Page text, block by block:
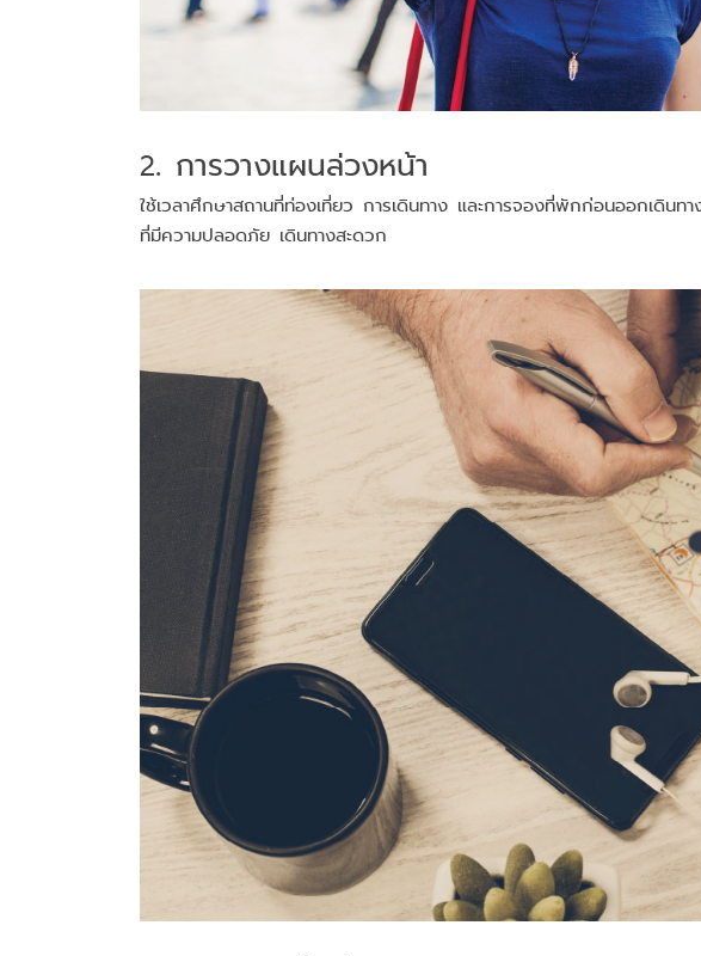
2. การวางแผนล่วงหน้า
ใช้เวลาศึกษาสถานที่ท่องเที่ยว การเดินทาง และการจองที่พักก่อนออกเดิน
ที่มีความปลอดภัย เดินทางสะดวก